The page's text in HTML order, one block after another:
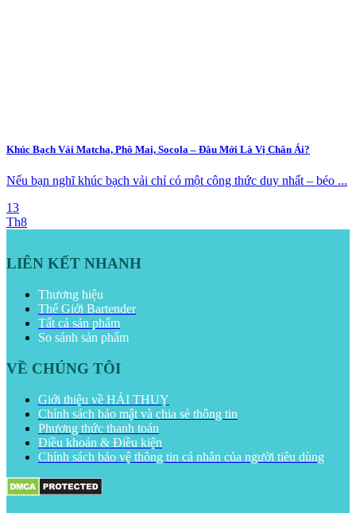
Khúc Bạch Vải Matcha, Phô Mai, Socola – Đâu Mới Là Vị Chân Ái?
Nếu bạn nghĩ khúc bạch vải chỉ có một công thức duy nhất – béo ...
13
Th8
LIÊN KẾT NHANH
Thương hiệu
Thế Giới Bartender
Tất cả sản phẩm
So sánh sản phẩm
VỀ CHÚNG TÔI
Giới thiệu về HẢI THUỴ
Chính sách bảo mật và chia sẻ thông tin
Phương thức thanh toán
Điều khoản & Điều kiện
Chính sách bảo vệ thông tin cá nhân của người tiêu dùng